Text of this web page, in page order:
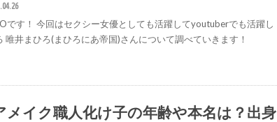
です！ 今回はセクシー女優としても活躍してyoutuberでも活躍し
唯井まひろ(まひろにあ帝国)さんについて調べていきます！
メイク職人化け子の年齢や本名は？出身